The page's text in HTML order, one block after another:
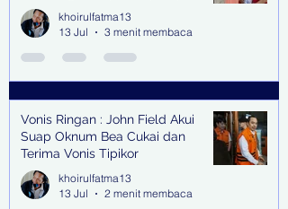
Senilai Rp 1,9 Miliar
khoirulfatma13
13 Jul
3 menit membaca
Vonis Ringan : John Field Akui
Suap Oknum Bea Cukai dan
Terima Vonis Tipikor
khoirulfatma13
13 Jul
2 menit membaca